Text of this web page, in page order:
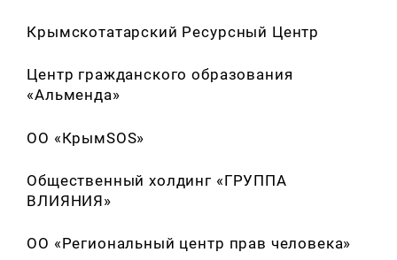
Крымскотатарский Ресурсный Центр
Центр гражданского образования
«Альменда»
ОО «КрымSOS»
Общественный холдинг «ГРУППА
ВЛИЯНИЯ»
ОО «Региональный центр прав человека»